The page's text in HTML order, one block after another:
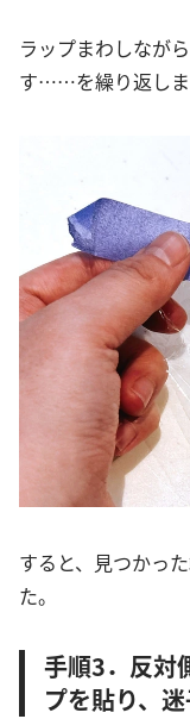
ラップまわしなが
す……を繰り返しま
すると、見つかっ
た。
手順3．反対
プを貼り、